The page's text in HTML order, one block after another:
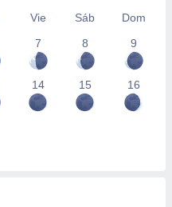
Vie Sáb
Dom
7 8 9
14 15 16